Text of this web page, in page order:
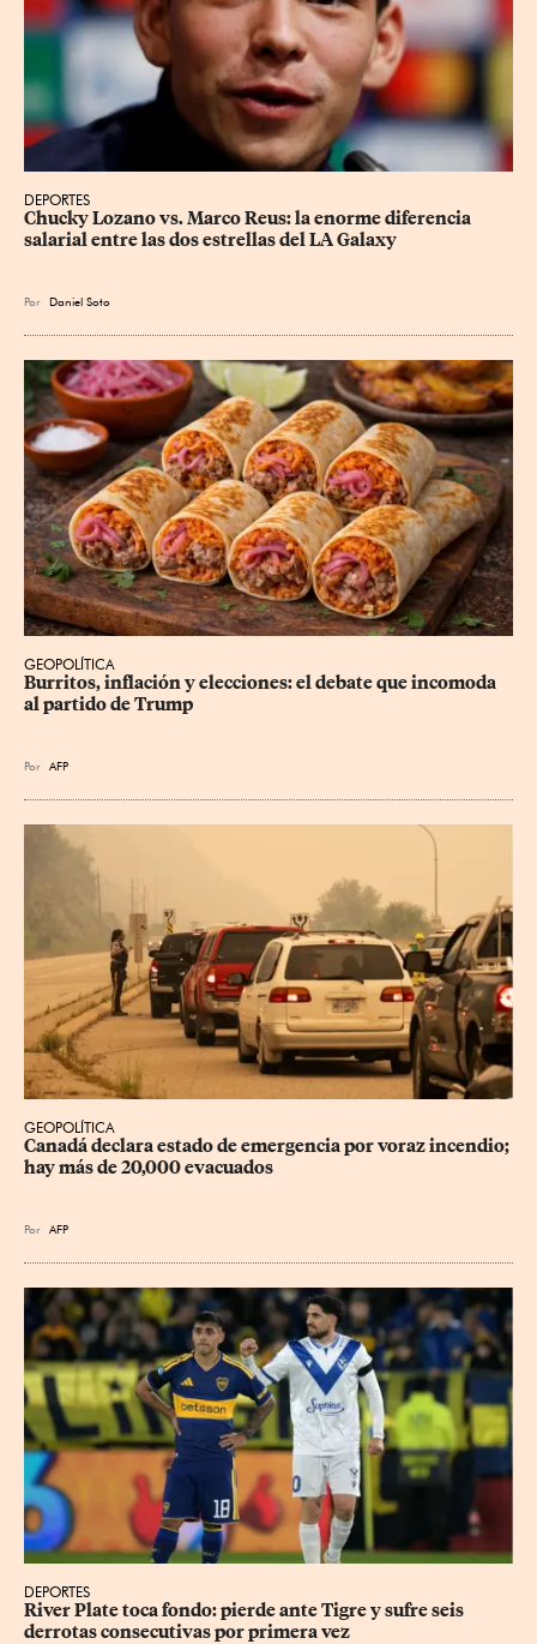
DEPORTES
Chucky Lozano vs. Marco Reus: la enorme diferencia
salarial entre las dos estrellas del LA Galaxy
Por Daniel Soto
GEOPOLÍTICA
Burritos, inflación y elecciones: el debate que incomoda
al partido de Trump
Por AFP
GEOPOLÍTICA
Canadá declara estado de emergencia por voraz incendio;
hay más de 20,000 evacuados
Por AFP
DEPORTES
River Plate toca fondo: pierde ante Tigre y sufre seis
derrotas consecutivas por primera vez